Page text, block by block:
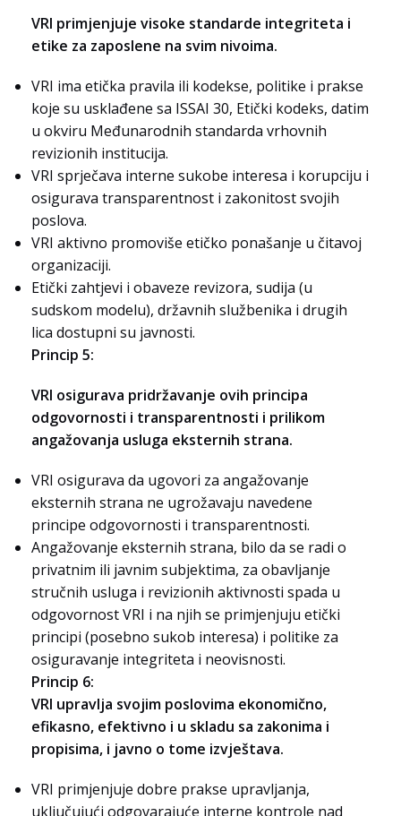
VRI primjenjuje visoke standarde integriteta i
etike za zaposlene na svim nivoima.
VRI ima etička pravila ili kodekse, politike i prakse
koje su usklađene sa ISSAI 30, Etički kodeks, datim
u okviru Međunarodnih standarda vrhovnih
revizionih institucija.
VRI sprječava interne sukobe interesa i korupciju i
osigurava transparentnost i zakonitost svojih
poslova.
VRI aktivno promoviše etičko ponašanje u čitavoj
organizaciji.
Etički zahtjevi i obaveze revizora, sudija (u
sudskom modelu), državnih službenika i drugih
lica dostupni su javnosti.
Princip 5:
VRI osigurava pridržavanje ovih principa
odgovornosti i transparentnosti i prilikom
angažovanja usluga eksternih strana.
VRI osigurava da ugovori za angažovanje
eksternih strana ne ugrožavaju navedene
principe odgovornosti i transparentnosti.
Angažovanje eksternih strana, bilo da se radi o
privatnim ili javnim subjektima, za obavljanje
stručnih usluga i revizionih aktivnosti spada u
odgovornost VRI i na njih se primjenjuju etički
principi (posebno sukob interesa) i politike za
osiguravanje integriteta i neovisnosti.
Princip 6:
VRI upravlja svojim poslovima ekonomično,
efikasno, efektivno i u skladu sa zakonima i
propisima, i javno o tome izvještava.
VRI primjenjuje dobre prakse upravljanja,
uključujući odgovarajuće interne kontrole nad